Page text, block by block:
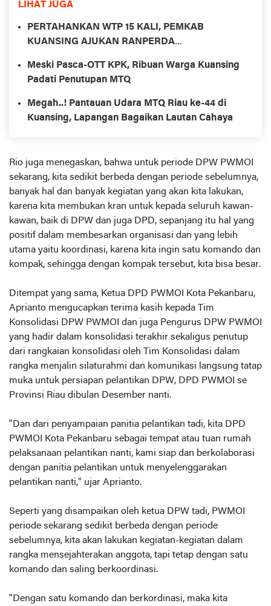
LIHAT JUGA
PERTAHANKAN WTP 15 KALI, PEMKAB
KUANSING AJUKAN RANPERDA
Meski Pasca-OTT KPK, Ribuan Warga Kuansing
Padati Penutupan MTQ
Megah..! Pantauan Udara MTQ Riau ke-44 di
Kuansing, Lapangan Bagaikan Lautan Cahaya
Rio juga menegaskan, bahwa untuk periode DPW PWMOI
sekarang, kita sedikit berbeda dengan periode sebelumnya,
banyak hal dan banyak kegiatan yang akan kita lakukan,
karena kita membukan kran untuk kepada seluruh kawan-
kawan, baik di DPW dan juga DPD, sepanjang itu hal yang
positif dalam membesarkan organisasi dan yang lebih
utama yaitu koordinasi, karena kita ingin satu komando dan
kompak, sehingga dengan kompak tersebut, kita bisa besar.
Ditempat yang sama, Ketua DPD PWMOI Kota Pekanbaru,
Aprianto mengucapkan terima kasih kepada Tim
Konsolidasi DPW PWMOI dan juga Pengurus DPW PWMOI
yang hadir dalam konsolidasi terakhir sekaligus penutup
dari rangkaian konsolidasi oleh Tim Konsolidasi dalam
rangka menjalin silaturahmi dan komunikasi langsung tatap
muka untuk persiapan pelantikan DPW, DPD PWMOI se
Provinsi Riau dibulan Desember nanti.
"Dan dari penyampaian panitia pelantikan tadi, kita DPD
PWMOI Kota Pekanbaru sebagai tempat atau tuan rumah
pelaksanaan pelantikan nanti, kami siap dan berkolaborasi
dengan panitia pelantikan untuk menyelenggarakan
pelantikan nanti," ujar Aprianto.
Seperti yang disampaikan oleh ketua DPW tadi, PWMOI
periode sekarang sedikit berbeda dengan periode
sebelumnya, kita akan lakukan kegiatan-kegiatan dalam
rangka mensejahterakan anggota, tapi tetap dengan satu
komando dan saling berkoordinasi.
"Dengan satu komando dan berkordinasi, maka kita